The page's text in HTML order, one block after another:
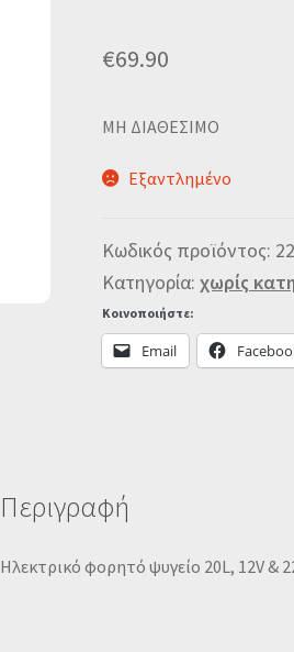
€69.90
MΗ ΔΙΑΘΕΣΙΜΟ
Εξαντλημένο
Κωδικός προϊόντος:
Κατηγορία: χωρίς
Κοινοποιήστε:
Email
Περιγραφή
Ηλεκτρικό φορητό ψυγείο 20L, 12V &